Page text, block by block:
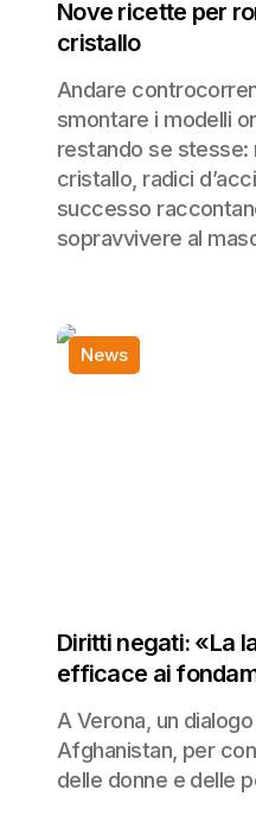
Nove ricette per
cristallo
Andare
smontare i modelli
restando se
cristallo, radici
successo
sopravvivere al
News
Diritti negati: «La
efficace ai
A Verona, un
Afghanistan, per
delle donne e delle